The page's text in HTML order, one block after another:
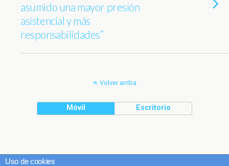
asumido una mayor presión
asistencial y más
responsabilidades”
Volver arriba
Móvil Escritorio
Uso de cookies